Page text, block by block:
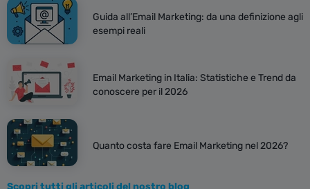
Guida all’Email Marketing: da una definizione agli
esempi reali
Email Marketing in Italia: Statistiche e Trend da
conoscere per il 2026
Quanto costa fare Email Marketing nel 2026?
Scopri tutti gli articoli del nostro blog